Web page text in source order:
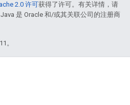
2.0 许可获得了许可。有关详情，请
是 Oracle 和/或其关联公司的注册商
。